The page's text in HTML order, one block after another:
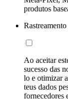
produtos
Ao aceitar
sucesso das
lo e otimizar
teus dados
fornecedores